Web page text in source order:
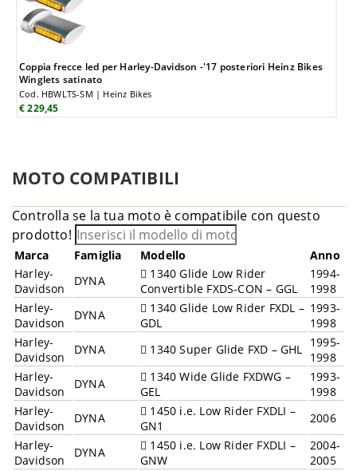
Coppia frecce led per Harley-Davidson -'17 posteriori Heinz Bikes
Winglets satinato
Cod. HBWLTS-SM | Heinz Bikes
€ 229,45
MOTO COMPATIBILI
Controlla se la tua moto è compatibile con questo
prodotto!
Marca Famiglia Modello
Anno
Harley-
Davidson
DYNA
1340 Glide Low Rider
Convertible FXDS-CON – GGL
1994-
1998
Harley-
Davidson
DYNA
1340 Glide Low Rider FXDL –
GDL
1993-
1998
Harley-
Davidson
DYNA 1340 Super Glide FXD – GHL 1995-
1998
Harley-
Davidson
DYNA
1340 Wide Glide FXDWG –
GEL
1993-
1998
Harley-
Davidson
DYNA
1450 i.e. Low Rider FXDLI –
GN1
2006
Harley-
Davidson
DYNA
1450 i.e. Low Rider FXDLI –
GNW
2004-
2005